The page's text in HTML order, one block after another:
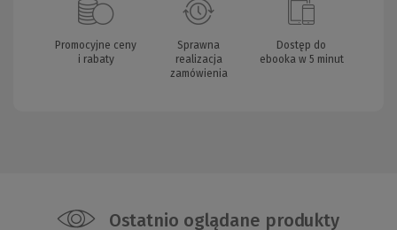
Promocyjne ceny
i rabaty
Sprawna
realizacja
zamówienia
Dostęp do
ebooka w 5 minut
Ostatnio oglądane produkty